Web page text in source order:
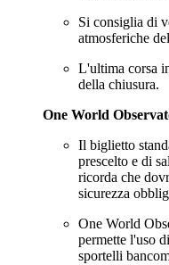
Si consiglia di
atmosferiche
L'ultima corsa
della chiusura.
One World
Il biglietto
prescelto e di
ricorda che
sicurezza
One World
permette l'uso
sportelli